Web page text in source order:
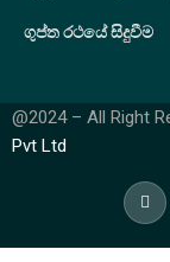
ගුප්ත රථයේ සිදුවීම
@2024 – All Right
Pvt Ltd